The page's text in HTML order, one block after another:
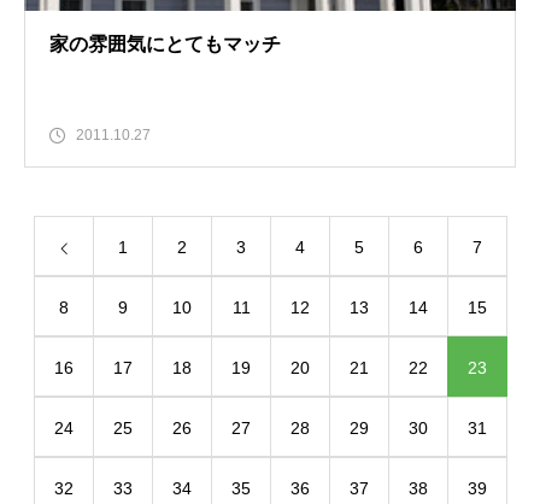
家の雰囲気にとてもマッチ
2011.10.27
1 2 3 4 5 6 7
8 9 10 11 12 13 14 15
16 17 18 19 20 21 22 23
24 25 26 27 28 29 30 31
32 33 34 35 36 37 38 39